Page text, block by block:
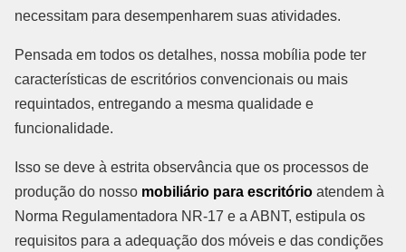
necessitam para desempenharem suas atividades.
Pensada em todos os detalhes, nossa mobília pode ter
características de escritórios convencionais ou mais
requintados, entregando a mesma qualidade e
funcionalidade.
Isso se deve à estrita observância que os processos de
produção do nosso mobiliário para escritório atendem à
Norma Regulamentadora NR-17 e a ABNT, estipula os
requisitos para a adequação dos móveis e das condições